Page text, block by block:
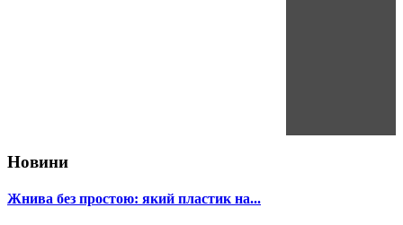
Новини
Жнива без простою: який пластик на...